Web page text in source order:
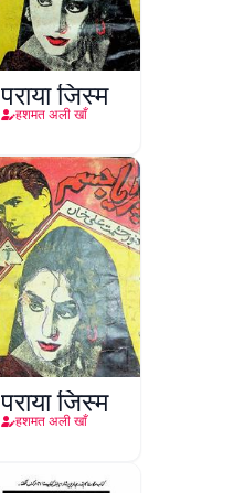
पराया जिस्म
हशमत अली खाँ
पराया जिस्म
हशमत अली खाँ